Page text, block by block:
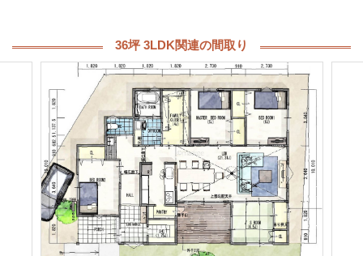
36坪 3LDK関連の間取り